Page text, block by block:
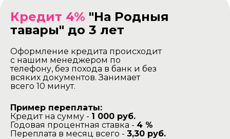
Кредит 4% "На Родныя
тавары" до 3 лет
Оформление кредита происходит
с нашим менеджером по
телефону, без похода в банк и без
всяких документов. Занимает
всего 10 минут.
Пример переплаты:
Кредит на сумму - 1 000 руб.
Годовая процентная ставка - 4 %
Переплата в месяц всего - 3,30 руб.